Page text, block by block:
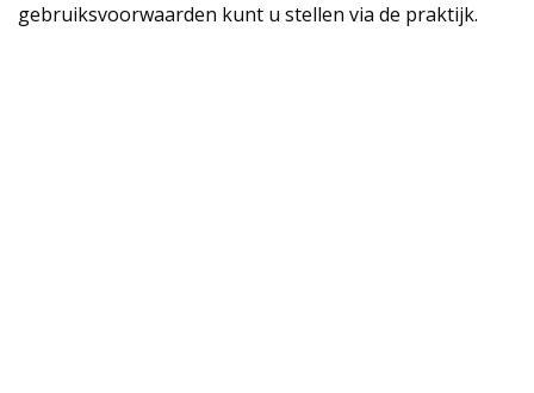
gebruiksvoorwaarden kunt u stellen via de praktijk.